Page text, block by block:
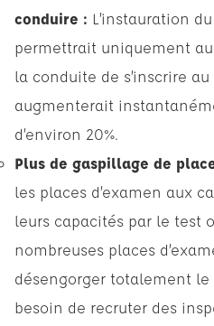
conduire : L’instauration
permettrait uniquement
la conduite de s’inscrire
augmenterait
d’environ 20%.
Plus de gaspillage de
les places d’examen aux
leurs capacités par le test
nombreuses places
désengorger totalement le
besoin de recruter des